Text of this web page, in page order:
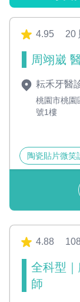
4.95 20
周翊崴
耘禾牙醫
桃園市桃園
號1樓
陶瓷貼片微笑
4.88
全科型
師